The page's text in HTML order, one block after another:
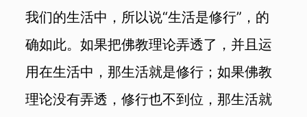
我们的生活中，所以说“生活是修行”，的
确如此。如果把佛教理论弄透了，并且运
用在生活中，那生活就是修行；如果佛教
理论没有弄透，修行也不到位，那生活就